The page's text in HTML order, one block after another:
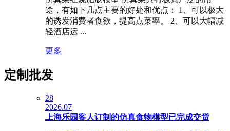
途，有如下几点主要的好处和优点： 1、可以极大
的诱发消费者食欲，提高点菜率。 2、可以大幅减
轻酒店运 ...
更多
定制批发
28
2026.07
上海乐园客人订制的仿真食物模型已完成交货